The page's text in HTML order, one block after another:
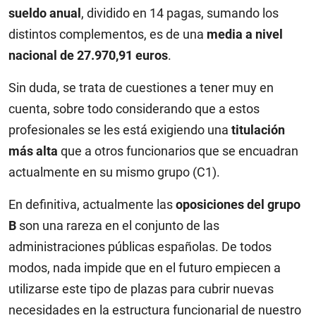
sueldo anual, dividido en 14 pagas, sumando los
distintos complementos, es de una media a nivel
nacional de 27.970,91 euros.
Sin duda, se trata de cuestiones a tener muy en
cuenta, sobre todo considerando que a estos
profesionales se les está exigiendo una titulación
más alta que a otros funcionarios que se encuadran
actualmente en su mismo grupo (C1).
En definitiva, actualmente lasoposiciones del grupo
B son una rareza en el conjunto de las
administraciones públicas españolas. De todos
modos, nada impide que en el futuro empiecen a
utilizarse este tipo de plazas para cubrir nuevas
necesidades en la estructura funcionarial de nuestro